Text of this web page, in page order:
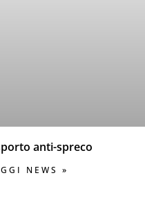
anti-spreco
NEWS »